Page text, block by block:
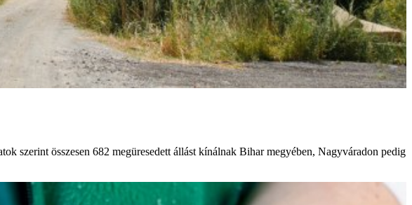
szerint összesen 682 megüresedett állást kínálnak Bihar megyében, Nagyváradon pedig